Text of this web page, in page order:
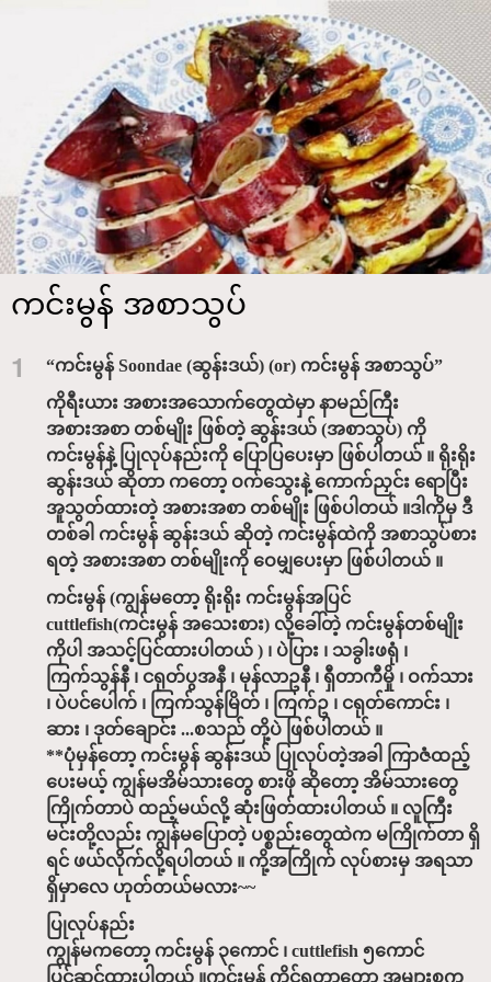
ကင်းမွန် အစာသွပ်
1
“ကင်းမွန် Soondae (ဆွန်းဒယ်) (or) ကင်းမွန် အစာသွပ်”
ကိုရီးယား အစားအသောက်တွေထဲမှာ နာမည်ကြီး
အစားအစာ တစ်မျိုး ဖြစ်တဲ့ ဆွန်းဒယ် (အစာသွပ်) ကို
ကင်းမွန်နဲ့ ပြုလုပ်နည်းကို ပြောပြပေးမှာ ဖြစ်ပါတယ် ။ ရိုးရိုး
ဆွန်းဒယ် ဆိုတာ ကတော့ ဝက်သွေးနဲ့ ကောက်ညှင်း ရောပြီး
အူသွတ်ထားတဲ့ အစားအစာ တစ်မျိုး ဖြစ်ပါတယ် ။ဒါကိုမှ ဒီ
တစ်ခါ ကင်းမွန် ဆွန်းဒယ် ဆိုတဲ့ ကင်းမွန်ထဲကို အစာသွပ်စား
ရတဲ့ အစားအစာ တစ်မျိုးကို ဝေမျှပေးမှာ ဖြစ်ပါတယ် ။
ကင်းမွန် (ကျွန်မတော့ ရိုးရိုး ကင်းမွန်အပြင်
cuttlefish(ကင်းမွန် အသေးစား) လို့ခေါ်တဲ့ ကင်းမွန်တစ်မျိုး
ကိုပါ အသင့်ပြင်ထားပါတယ် ) ၊ ပဲပြား ၊ သခွါးဖရုံ ၊
ကြက်သွန်နီ ၊ ငရုတ်ပွအနီ ၊ မုန်လာဥနီ ၊ ရှီတာကီမှို ၊ ဝက်သား
၊ ပဲပင်ပေါက် ၊ ကြက်သွန်မြိတ် ၊ ကြက်ဥ ၊ ငရုတ်ကောင်း ၊
ဆား ၊ ဒုတ်ချောင်း ...စသည် တို့ပဲ ဖြစ်ပါတယ် ။
**ပုံမှန်တော့ ကင်းမွန် ဆွန်းဒယ် ပြုလုပ်တဲ့အခါ ကြာဇံထည့်
ပေးမယ့် ကျွန်မအိမ်သားတွေ စားဖို ဆိုတော့ အိမ်သားတွေ
ကြိုက်တာပဲ ထည့်မယ်လို့ ဆုံးဖြတ်ထားပါတယ် ။ လူကြီး
မင်းတို့လည်း ကျွန်မပြောတဲ့ ပစ္စည်းတွေထဲက မကြိုက်တာ ရှိ
ရင် ဖယ်လိုက်လို့ရပါတယ် ။ ကို့အကြိုက် လုပ်စားမှ အရသာ
ရှိမှာလေ ဟုတ်တယ်မလား~~
ပြုလုပ်နည်း
ကျွန်မကတော့ ကင်းမွန် ၃ကောင် ၊ cuttlefish ၅ကောင်
ပြင်ဆင်ထားပါတယ် ။ကင်းမွန် ကိုင်ရတာတော့ အများစုက